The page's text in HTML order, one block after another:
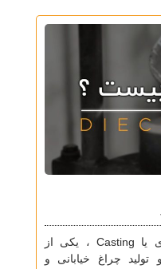
دایکست چیست ؟ ، ریخته گری یا Casting ، یکی از
چراغ خیابانی و